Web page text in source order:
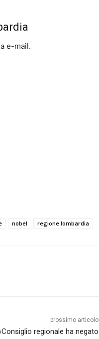
e-mail.
nobel regione lombardia
prossimo articolo
regionale ha negato